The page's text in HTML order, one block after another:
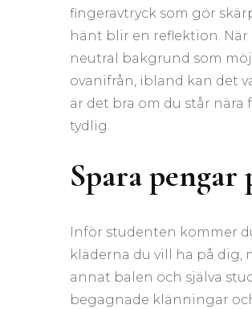
fingeravtryck som gör
hänt blir en reflektion.
neutral bakgrund som
ovanifrån, ibland kan det
är det bra om du står
tydlig.
Spara pengar
Inför studenten kommer
kläderna du vill ha på dig,
annat balen och själva
begagnade klänningar